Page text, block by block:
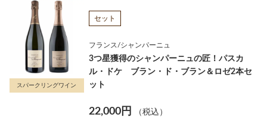
スパークリングワイン
セット
フランス/シャンパーニュ
3つ星獲得のシャンパーニュの匠！パスカ
ル・ドケ ブラン・ド・ブラン＆ロゼ2本セ
ット
22,000円 （税込）